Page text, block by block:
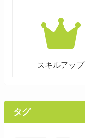
スキルアップ
タグ